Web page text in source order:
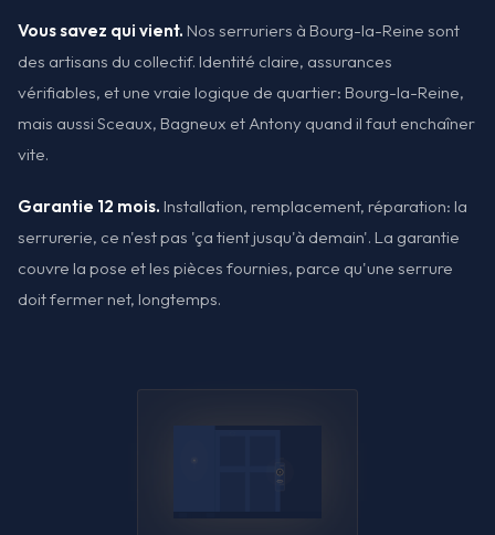
Vous savez qui vient. Nos serruriers à Bourg-la-Reine sont
des artisans du collectif. Identité claire, assurances
vérifiables, et une vraie logique de quartier: Bourg-la-Reine,
mais aussi Sceaux, Bagneux et Antony quand il faut enchaîner
vite.
Garantie 12 mois. Installation, remplacement, réparation: la
serrurerie, ce n'est pas 'ça tient jusqu'à demain'. La garantie
couvre la pose et les pièces fournies, parce qu'une serrure
doit fermer net, longtemps.